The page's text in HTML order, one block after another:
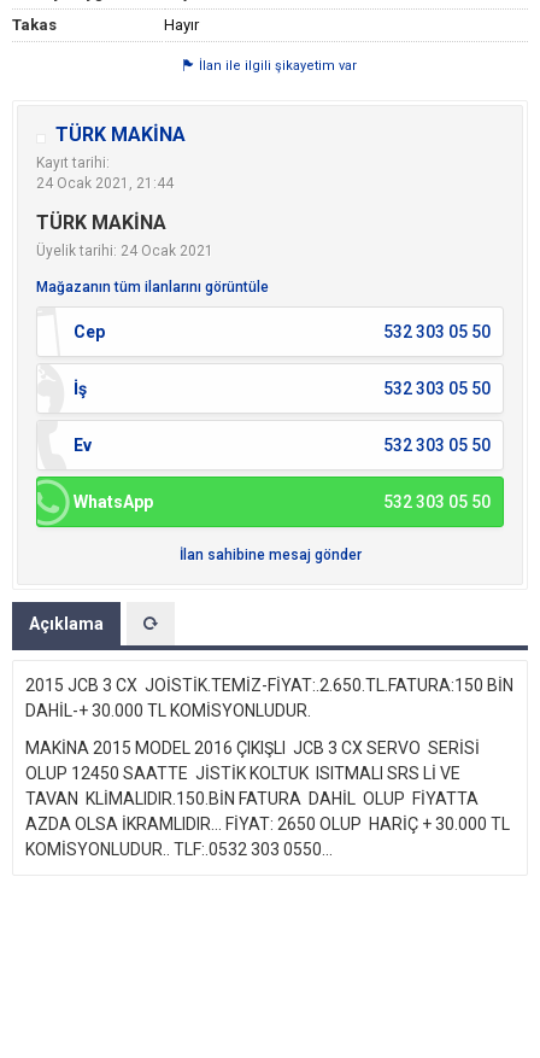
Takas
Hayır
İlan ile ilgili şikayetim var
TÜRK MAKİNA
Kayıt tarihi:
24 Ocak 2021, 21:44
TÜRK MAKİNA
Üyelik tarihi: 24 Ocak 2021
Mağazanın tüm ilanlarını görüntüle
Cep 532 303 05 50
İş 532 303 05 50
Ev 532 303 05 50
WhatsApp 532 303 05 50
İlan sahibine mesaj gönder
Açıklama
2015 JCB 3 CX JOİSTİK.TEMİZ-FİYAT:.2.650.TL.FATURA:150 BİN
DAHİL-+ 30.000 TL KOMİSYONLUDUR.
MAKİNA 2015 MODEL 2016 ÇIKIŞLI JCB 3 CX SERVO SERİSİ
OLUP 12450 SAATTE JİSTİK KOLTUK ISITMALI SRS Lİ VE
TAVAN KLİMALIDIR.150.BİN FATURA DAHİL OLUP FİYATTA
AZDA OLSA İKRAMLIDIR... FİYAT: 2650 OLUP HARİÇ + 30.000 TL
KOMİSYONLUDUR.. TLF:.0532 303 0550...